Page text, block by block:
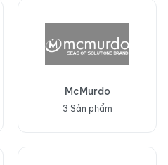
McMurdo
3 Sản phẩm